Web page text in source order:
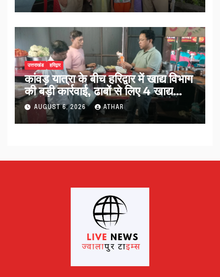
उत्तराखंड हरिद्वार
कांवड़ यात्रा के बीच हरिद्वार में खाद्य विभाग
की बड़ी कार्रवाई, ढाबों से लिए 4 खाद्य
नमूने…
AUGUST 6, 2026 ATHAR